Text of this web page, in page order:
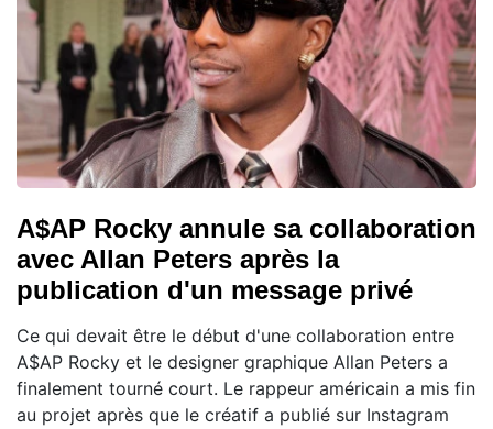
A$AP Rocky annule sa collaboration
avec Allan Peters après la
publication d'un message privé
Ce qui devait être le début d'une collaboration entre
A$AP Rocky et le designer graphique Allan Peters a
finalement tourné court. Le rappeur américain a mis fin
au projet après que le créatif a publié sur Instagram